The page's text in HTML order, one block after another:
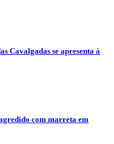
Cavalgadas se apresenta à
com marreta em